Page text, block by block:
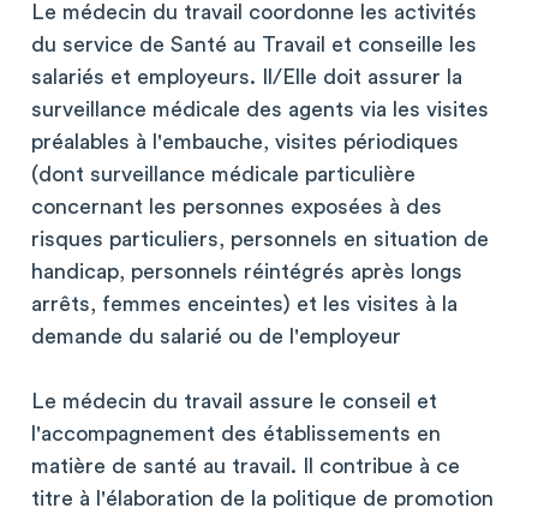
Le médecin du travail coordonne les activités
du service de Santé au Travail et conseille les
salariés et employeurs. Il/Elle doit assurer la
surveillance médicale des agents via les visites
préalables à l'embauche, visites périodiques
(dont surveillance médicale particulière
concernant les personnes exposées à des
risques particuliers, personnels en situation de
handicap, personnels réintégrés après longs
arrêts, femmes enceintes) et les visites à la
demande du salarié ou de l'employeur
Le médecin du travail assure le conseil et
l'accompagnement des établissements en
matière de santé au travail. Il contribue à ce
titre à l'élaboration de la politique de promotion